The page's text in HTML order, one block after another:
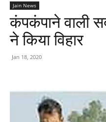
Jain News
कंपकंपाने वाली
ने किया विहार
Jan 18, 2020